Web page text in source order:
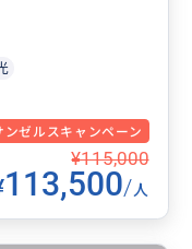
ンゼルスキャンペーン
¥115,000
113,500/人